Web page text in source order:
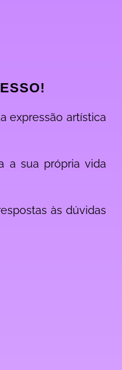
expressão artística
a sua própria vida
às dúvidas